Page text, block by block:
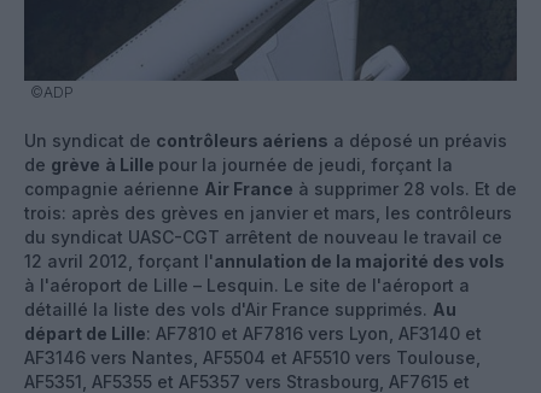
©ADP
Un syndicat de contrôleurs aériens a déposé un préavis
de grève à Lille pour la journée de jeudi, forçant la
compagnie aérienne Air France à supprimer 28 vols. Et de
trois: après des grèves en janvier et mars, les contrôleurs
du syndicat UASC-CGT arrêtent de nouveau le travail ce
12 avril 2012, forçant l'annulation de la majorité des vols
à l'aéroport de Lille – Lesquin. Le site de l'aéroport a
détaillé la liste des vols d'Air France supprimés. Au
départ de Lille: AF7810 et AF7816 vers Lyon, AF3140 et
AF3146 vers Nantes, AF5504 et AF5510 vers Toulouse,
AF5351, AF5355 et AF5357 vers Strasbourg, AF7615 et